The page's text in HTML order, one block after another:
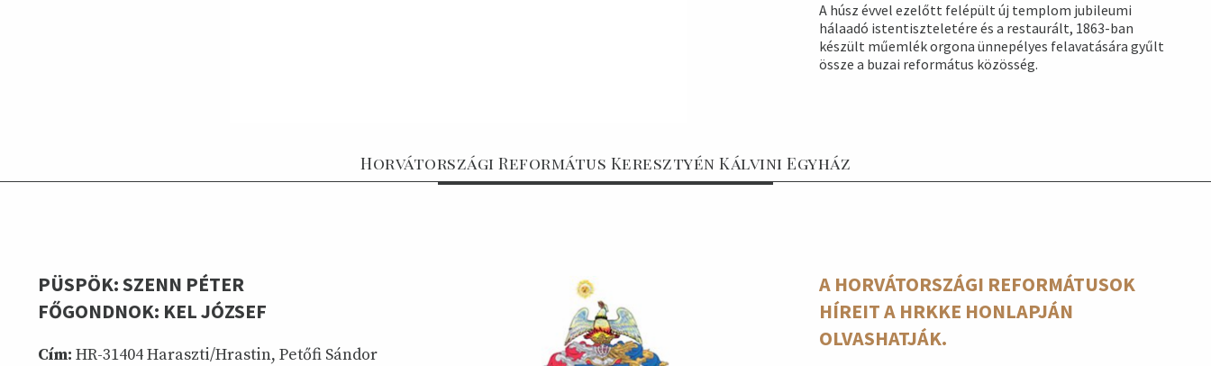
A húsz évvel ezelőtt felépült új templom jubileumi
hálaadó istentiszteletére és a restaurált, 1863-ban
készült műemlék orgona ünnepélyes felavatására gyűlt
össze a buzai református közösség.
Horvátországi Református Keresztyén Kálvini Egyház
PÜSPÖK: SZENN PÉTER
FŐGONDNOK: KEL JÓZSEF
Cím: HR-31404 Haraszti/Hrastin, Petőfi Sándor
A HORVÁTORSZÁGI REFORMÁTUSOK
HÍREIT A HRKKE HONLAPJÁN
OLVASHATJÁK.